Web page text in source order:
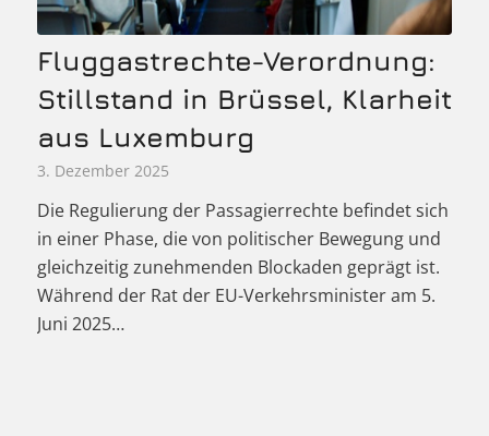
Fluggastrechte-Verordnung:
Stillstand in Brüssel, Klarheit
aus Luxemburg
3. Dezember 2025
Die Regulierung der Passagierrechte befindet sich
in einer Phase, die von politischer Bewegung und
gleichzeitig zunehmenden Blockaden geprägt ist.
Während der Rat der EU-Verkehrsminister am 5.
Juni 2025…